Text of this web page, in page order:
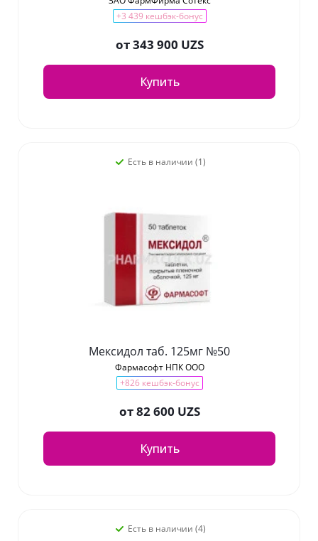
+3 439 кешбэк-бонус
от343 900 UZS
Купить
Есть в наличии (1)
Мексидол таб. 125мг №50
Фармасофт НПК ООО
+826 кешбэк-бонус
от82 600 UZS
Купить
Есть в наличии (4)